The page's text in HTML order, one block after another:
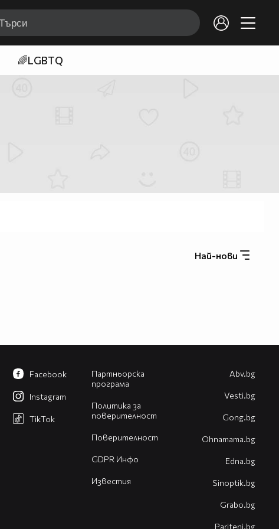
🌈LGBTQ
Най-нови
Партньорска
програма
Политика за
поверителност
Поверителност
GDPR Инфо
Известия
Facebook
Instagram
TikTok
Abv.bg
Vesti.bg
Gong.bg
Оhnamama.bg
Edna.bg
Sinoptik.bg
Grabo.bg
Pariteni.bg